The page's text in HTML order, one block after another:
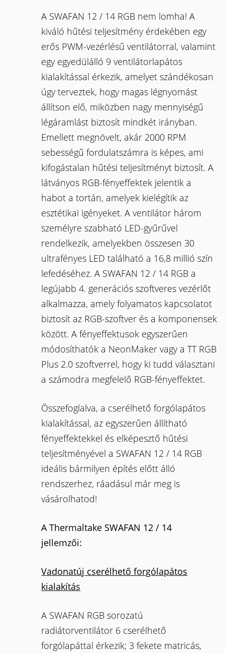
A SWAFAN 12 / 14 RGB nem lomha! A
kiváló hűtési teljesítmény érdekében egy
erős PWM-vezérlésű ventilátorral, valamint
egy egyedülálló 9 ventilátorlapátos
kialakítással érkezik, amelyet szándékosan
úgy terveztek, hogy magas légnyomást
állítson elő, miközben nagy mennyiségű
légáramlást biztosít mindkét irányban.
Emellett megnövelt, akár 2000 RPM
sebességű fordulatszámra is képes, ami
kifogástalan hűtési teljesítményt biztosít. A
látványos RGB-fényeffektek jelentik a
habot a tortán, amelyek kielégítik az
esztétikai igényeket. A ventilátor három
személyre szabható LED-gyűrűvel
rendelkezik, amelyekben összesen 30
ultrafényes LED található a 16,8 millió szín
lefedéséhez. A SWAFAN 12 / 14 RGB a
legújabb 4. generációs szoftveres vezérlőt
alkalmazza, amely folyamatos kapcsolatot
biztosít az RGB-szoftver és a komponensek
között. A fényeffektusok egyszerűen
módosíthatók a NeonMaker vagy a TT RGB
Plus 2.0 szoftverrel, hogy ki tudd választani
a számodra megfelelő RGB-fényeffektet.
Összefoglalva, a cserélhető forgólapátos
kialakítással, az egyszerűen állítható
fényeffektekkel és elképesztő hűtési
teljesítményével a SWAFAN 12 / 14 RGB
ideális bármilyen építés előtt álló
rendszerhez, ráadásul már meg is
vásárolhatod!
A Thermaltake SWAFAN 12 / 14
jellemzői:
Vadonatúj cserélhető forgólapátos
kialakítás
A SWAFAN RGB sorozatú
radiátorventilátor 6 cserélhető
forgólapáttal érkezik; 3 fekete matricás,